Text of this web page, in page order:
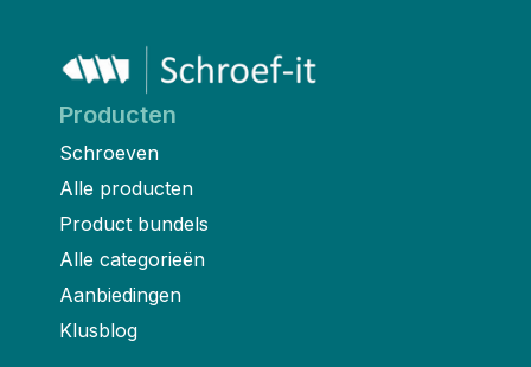
Producten
Schroeven
Alle producten
Product bundels
Alle categorieën
Aanbiedingen
Klusblog